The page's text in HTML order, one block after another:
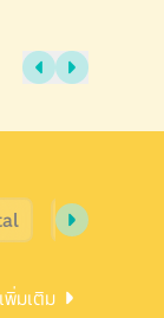
กร
Shopping
พิ่มเติม